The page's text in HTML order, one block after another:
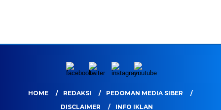
HOME REDAKSI
PEDOMAN MEDIA SIBER
DISCLAIMER
INFO IKLAN